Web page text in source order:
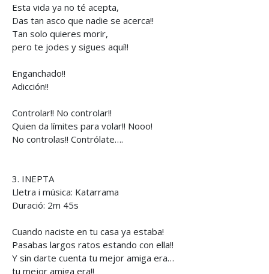
Esta vida ya no té acepta,
Das tan asco que nadie se acerca!!
Tan solo quieres morir,
pero te jodes y sigues aquí!!
Enganchado!!
Adicción!!
Controlar!! No controlar!!
Quien da límites para volar!! Nooo!
No controlas!! Contrólate….
3. INEPTA
Lletra i música: Katarrama
Duració: 2m 45s
Cuando naciste en tu casa ya estaba!
Pasabas largos ratos estando con ella!!
Y sin darte cuenta tu mejor amiga era…
tu mejor amiga era!!